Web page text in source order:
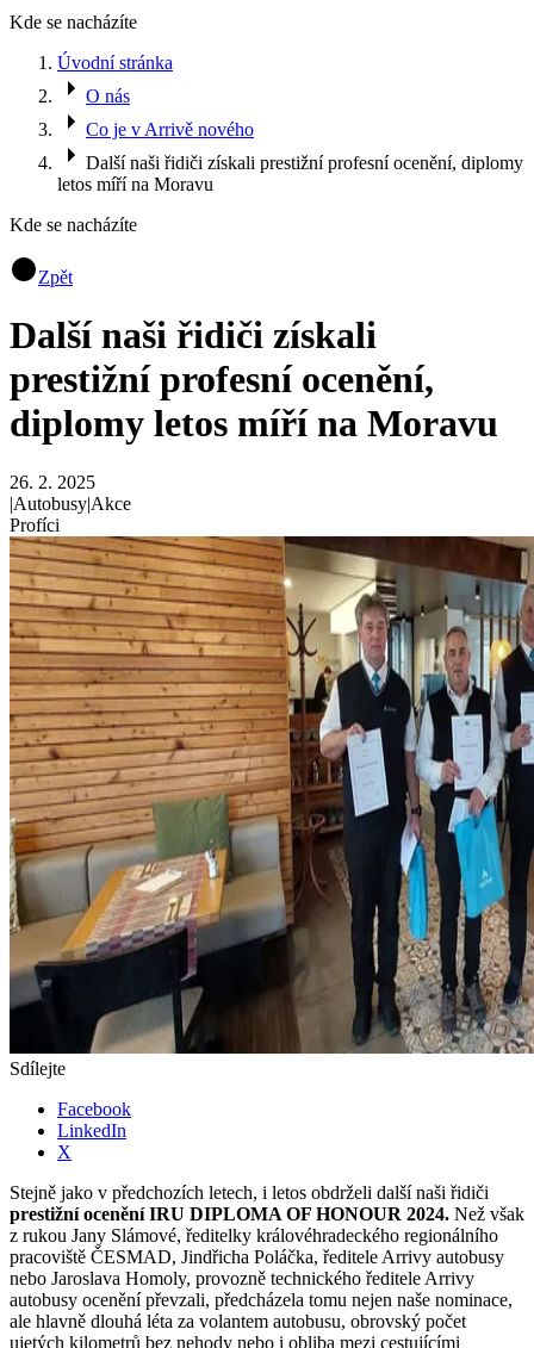
Kde se nacházíte
Úvodní stránka
O nás
Co je v Arrivě nového
Další naši řidiči získali prestižní profesní ocenění, diplomy
letos míří na Moravu
Kde se nacházíte
Zpět
Další naši řidiči získali
prestižní profesní ocenění,
diplomy letos míří na Moravu
26. 2. 2025
|Autobusy|Akce
Profíci
Sdílejte
Facebook
LinkedIn
X
Stejně jako v předchozích letech, i letos obdrželi další naši řidiči
prestižní ocenění IRU DIPLOMA OF HONOUR 2024. Než však
z rukou Jany Slámové, ředitelky královéhradeckého regionálního
pracoviště ČESMAD, Jindřicha Poláčka, ředitele Arrivy autobusy
nebo Jaroslava Homoly, provozně technického ředitele Arrivy
autobusy ocenění převzali, předcházela tomu nejen naše nominace,
ale hlavně dlouhá léta za volantem autobusu, obrovský počet
ujetých kilometrů bez nehody nebo i obliba mezi cestujícími